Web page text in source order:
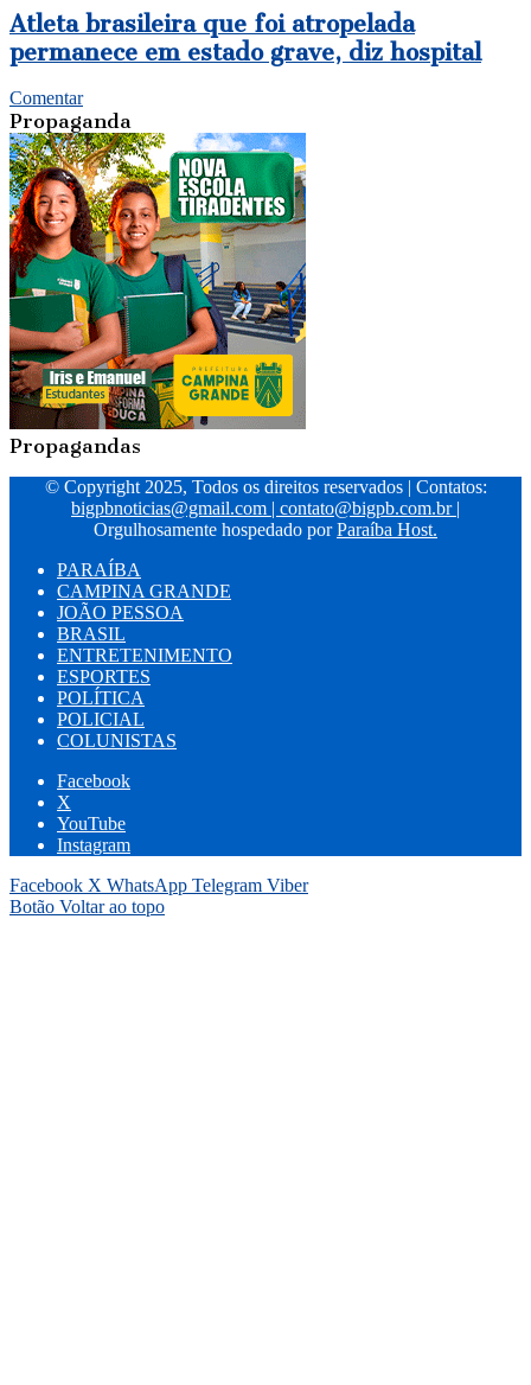
Atleta brasileira que foi atropelada
permanece em estado grave, diz hospital
Comentar
Propaganda
Propagandas
© Copyright 2025, Todos os direitos reservados | Contatos:
bigpbnoticias@gmail.com
contato@bigpb.com.br
Orgulhosamente hospedado porParaíba Host.
PARAÍBA
CAMPINA GRANDE
JOÃO PESSOA
BRASIL
ENTRETENIMENTO
ESPORTES
POLÍTICA
POLICIAL
COLUNISTAS
Facebook
X
YouTube
Instagram
Facebook X WhatsApp Telegram Viber
Botão Voltar ao topo